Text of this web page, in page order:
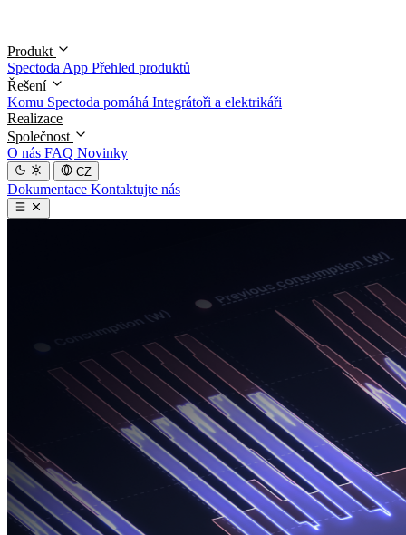
Produkt
Spectoda App Přehled produktů
Řešení
Komu Spectoda pomáhá Integrátoři a elektrikáři
Realizace
Společnost
O nás FAQ Novinky
CZ
Dokumentace Kontaktujte nás